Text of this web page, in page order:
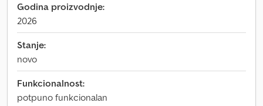
Godina proizvodnje:
2026
Stanje:
novo
Funkcionalnost:
potpuno funkcionalan